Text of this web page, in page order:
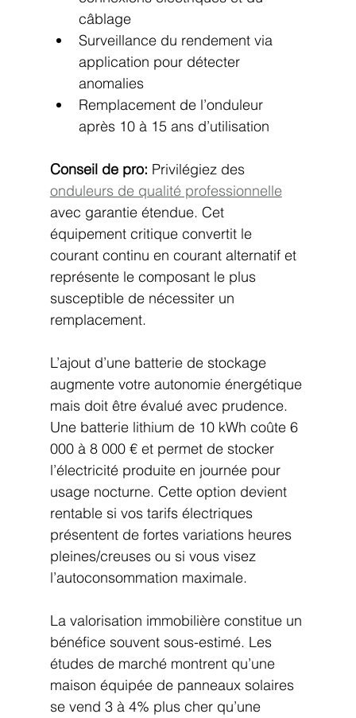
câblage
Surveillance du rendement via
application pour détecter
anomalies
Remplacement de l’onduleur
après 10 à 15 ans d’utilisation
Conseil de pro: Privilégiez des
onduleurs de qualité professionnelle
avec garantie étendue. Cet
équipement critique convertit le
courant continu en courant alternatif et
représente le composant le plus
susceptible de nécessiter un
remplacement.
L’ajout d’une batterie de stockage
augmente votre autonomie énergétique
mais doit être évalué avec prudence.
Une batterie lithium de 10 kWh coûte 6
000 à 8 000 € et permet de stocker
l’électricité produite en journée pour
usage nocturne. Cette option devient
rentable si vos tarifs électriques
présentent de fortes variations heures
pleines/creuses ou si vous visez
l’autoconsommation maximale.
La valorisation immobilière constitue un
bénéfice souvent sous-estimé. Les
études de marché montrent qu’une
maison équipée de panneaux solaires
se vend 3 à 4% plus cher qu’une